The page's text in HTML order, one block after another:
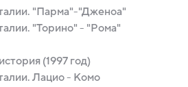
"Парма"-"Дженоа"
"Торино" - "Рома"
(1997 год)
Лацио - Комо